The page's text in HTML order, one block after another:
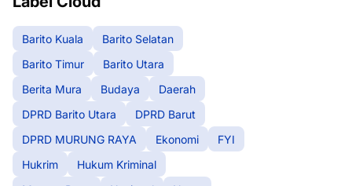
Barito Kuala
Barito Selatan
Barito Timur
Barito Utara
Berita Mura
Budaya
Daerah
DPRD Barito Utara
DPRD Barut
DPRD MURUNG RAYA
Ekonomi
FYI
Hukrim
Hukum Kriminal